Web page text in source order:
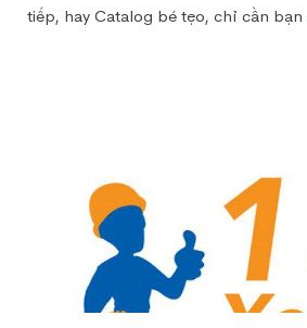
tiếp, hay Catalog bé tẹo, chỉ cần bạn